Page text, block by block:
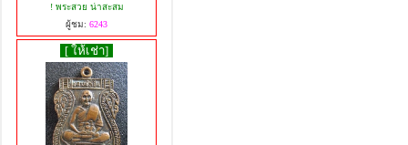
! พระสวย น่าสะสม
ผู้ชม: 6243
[ ให้เช่า]